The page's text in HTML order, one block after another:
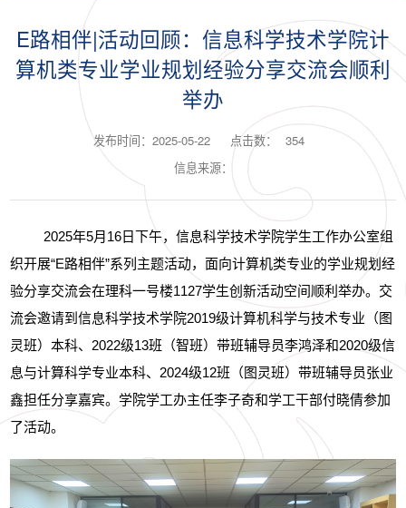
E路相伴|活动回顾：信息科学技术学院计
算机类专业学业规划经验分享交流会顺利
举办
发布时间：2025-05-22 点击数：
354
信息来源：
2025年5月 16日下午，信息科学技术学院学生工作办公室组
织开展“E路相伴”系列主题活动，面向计算机类专业的学业规划经
验分享交流会在理科一号楼1127学生创新活动空间顺利举办。交
流会邀请到信息科学技术学院2019级计算机科学与技术专业（图
灵班）本科、 2022级13班（智班）带班辅导员李鸿泽和2020级信
息与计算科学专业本科、 2024级12班（图灵班）带班辅导员张业
鑫担任分享嘉宾。学院学工办主任李子奇和学工干部付晓倩参加
了活动。